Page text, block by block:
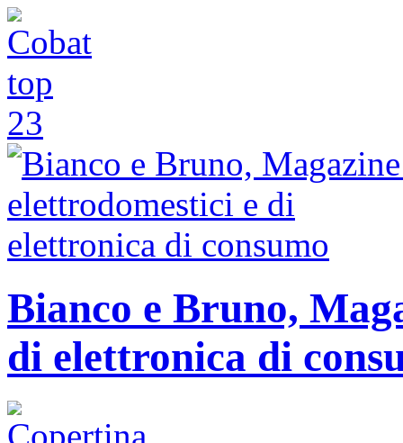
Bianco e Bruno,
di elettronica di